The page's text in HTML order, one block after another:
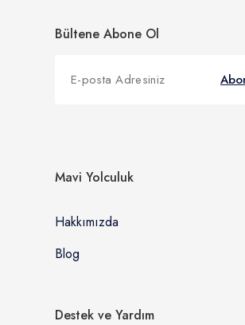
Bültene Abone Ol
Mavi Yolculuk
Hakkımızda
Blog
Destek ve Yardım